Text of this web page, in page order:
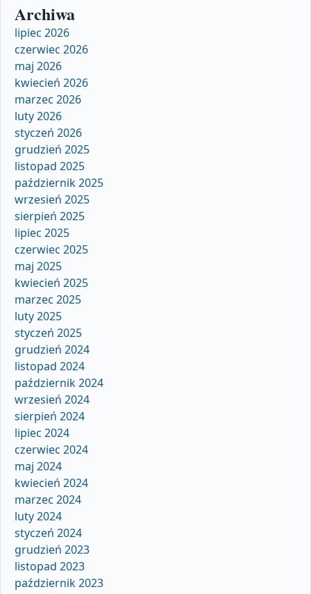
Archiwa
lipiec 2026
czerwiec 2026
maj 2026
kwiecień 2026
marzec 2026
luty 2026
styczeń 2026
grudzień 2025
listopad 2025
październik 2025
wrzesień 2025
sierpień 2025
lipiec 2025
czerwiec 2025
maj 2025
kwiecień 2025
marzec 2025
luty 2025
styczeń 2025
grudzień 2024
listopad 2024
październik 2024
wrzesień 2024
sierpień 2024
lipiec 2024
czerwiec 2024
maj 2024
kwiecień 2024
marzec 2024
luty 2024
styczeń 2024
grudzień 2023
listopad 2023
październik 2023